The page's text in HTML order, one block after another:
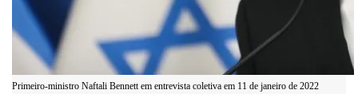
Primeiro-ministro Naftali Bennett em entrevista coletiva em 11 de janeiro de 2022